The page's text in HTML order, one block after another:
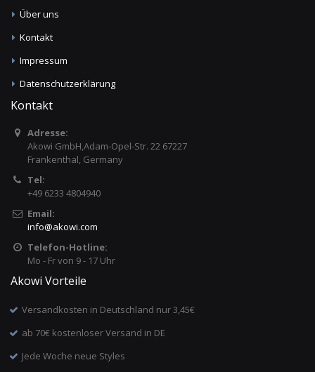
Über uns
Kontakt
Impressum
Datenschutzerklärung
Kontakt
Adresse:
Akowi GmbH,Adam-Opel-Str. 22 67227
Frankenthal, Germany
Tel:
+49 6233 4804940
Email:
info@akowi.com
Telefon-Hotline:
Mo - Fr von 9 - 17 Uhr
Akowi Vorteile
Versandkosten in Deutschland nur 3,45€
ab 70€ kostenloser Versand in DE
Jede Woche neue Styles